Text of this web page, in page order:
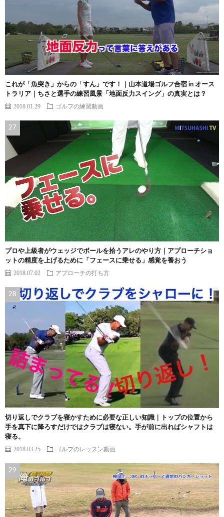
これが「魚突き」からの「すん」です！｜山本道場ゴルフ合宿 in オース
トラリア｜ちさと選手の練習風景「地面反力スイング」の真実とは？
2018.01.29 ゴルフの練習動画
プロや上級者がウェッジでボールを拾うアレのやり方｜アプローチショ
ットの精度を上げるために「フェースに乗せる」感覚を養おう
2018.07.02 アプローチの打ち方
切り返しでクラブを寝かすために必要な正しい知識｜トップの位置から
手を真下に降ろすだけではクラブは寝ない。手が前に出ればシャフトは
寝る。
2018.03.25 ゴルフのレッスン動画